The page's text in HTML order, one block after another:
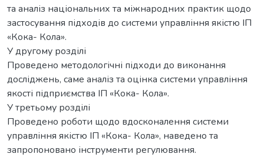
та аналіз національних та міжнародних практик щодо
застосування підходів до системи управління якістю ІП
«Кока- Кола».
У другому розділі
Проведено методологічні підходи до виконання
досліджень, саме аналіз та оцінка системи управління
якості підприємства ІП «Кока- Кола».
У третьому розділі
Проведено роботи щодо вдосконалення системи
управління якістю ІП «Кока- Кола», наведено та
запропоновано інструменти регулювання.